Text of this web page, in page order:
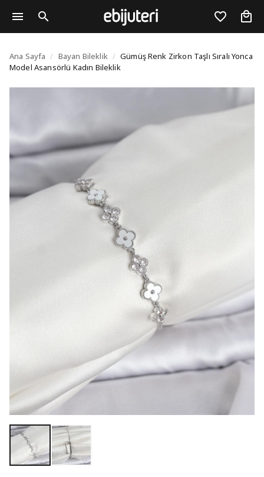
Gümüş Renk Zirkon
Ana Sayfa / Bayan Bileklik / Gümüş Renk Zirkon Taşlı Sıralı Yonca
Model Asansörlü Kadın Bileklik